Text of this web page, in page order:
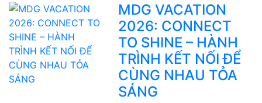
MDG VACATION
2026: CONNECT
TO SHINE – HÀNH
TRÌNH KẾT NỐI ĐỂ
CÙNG NHAU TỎA
SÁNG